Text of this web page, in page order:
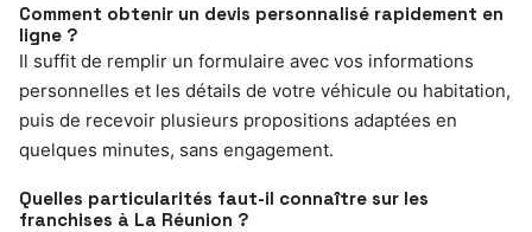
Comment obtenir un devis personnalisé rapidement en
ligne ?
Il suffit de remplir un formulaire avec vos informations
personnelles et les détails de votre véhicule ou habitation,
puis de recevoir plusieurs propositions adaptées en
quelques minutes, sans engagement.
Quelles particularités faut-il connaître sur les
franchises à La Réunion ?